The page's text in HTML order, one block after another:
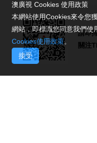
請即
關注
澳廣視 Cookies 使用政策
本網站使用Cookies來令您
網站，即標識您同意我們使
Cookies使用政策。
接受